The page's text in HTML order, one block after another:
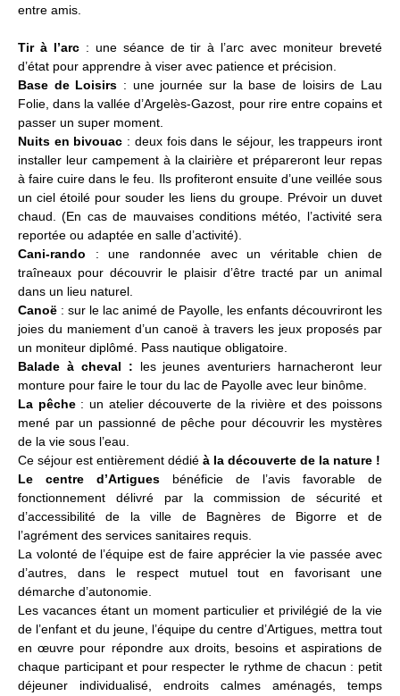
entre amis.
Tir à l’arc: une séance de tir à l’arc avec moniteur breveté
d’état pour apprendre à viser avec patience et précision.
Base de Loisirs : une journée sur la base de loisirs de Lau
Folie, dans la vallée d’Argelès-Gazost, pour rire entre copains et
passer un super moment.
Nuits en bivouac : deux fois dans le séjour, les trappeurs iront
installer leur campement à la clairière et prépareront leur repas
à faire cuire dans le feu. Ils profiteront ensuite d’une veillée sous
un ciel étoilé pour souder les liens du groupe. Prévoir un duvet
chaud. (En cas de mauvaises conditions météo, l’activité sera
reportée ou adaptée en salle d’activité).
Cani-rando : une randonnée avec un véritable chien de
traîneaux pour découvrir le plaisir d’être tracté par un animal
dans un lieu naturel.
Canoë : sur le lac animé de Payolle, les enfants découvriront les
joies du maniement d’un canoë à travers les jeux proposés par
un moniteur diplômé. Pass nautique obligatoire.
Balade à cheval : les jeunes aventuriers harnacheront leur
monture pour faire le tour du lac de Payolle avec leur binôme.
La pêche: un atelier découverte de la rivière et des poissons
mené par un passionné de pêche pour découvrir les mystères
de la vie sous l’eau.
Ce séjour est entièrement dédié à la découverte de la nature !
Le centre d’Artigues bénéficie de l’avis favorable de
fonctionnement délivré par la commission de sécurité et
d’accessibilité de la ville de Bagnères de Bigorre et de
l’agrément des services sanitaires requis.
La volonté de l’équipe est de faire apprécier la vie passée avec
d’autres, dans le respect mutuel tout en favorisant une
démarche d’autonomie.
Les vacances étant un moment particulier et privilégié de la vie
de l’enfant et du jeune, l’équipe du centre d’Artigues, mettra tout
en œuvre pour répondre aux droits, besoins et aspirations de
chaque participant et pour respecter le rythme de chacun : petit
déjeuner individualisé, endroits calmes aménagés, temps